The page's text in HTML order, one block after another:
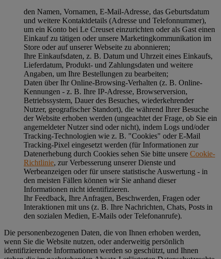
den Namen, Vornamen, E-Mail-Adresse, das Geburtsdatum
und weitere Kontaktdetails (Adresse und Telefonnummer),
um ein Konto bei Le Creuset einzurichten oder als Gast einen
Einkauf zu tätigen oder unsere Marketingkommunikation im
Store oder auf unserer Webseite zu abonnieren;
Ihre Einkaufsdaten, z. B. Datum und Uhrzeit eines Einkaufs,
Lieferdatum, Produkt- und Zahlungsdaten und weitere
Angaben, um Ihre Bestellungen zu bearbeiten;
Daten über Ihr Online-Browsing-Verhalten (z. B. Online-
Kennungen - z. B. Ihre IP-Adresse, Browserversion,
Betriebssystem, Dauer des Besuches, wiederkehrender
Nutzer, geografischer Standort), die während Ihrer Besuche
der Website erhoben werden (ungeachtet der Frage, ob Sie ein
angemeldeter Nutzer sind oder nicht), indem Logs und/oder
Tracking-Technologien wie z. B. "Cookies" oder E-Mail
Tracking-Pixel eingesetzt werden (für Informationen zur
Datenerhebung durch Cookies sehen Sie bitte unsere Cookie-
Richtlinie, zur Verbesserung unserer Dienste und
Werbeanzeigen oder für unsere statistische Auswertung - in
den meisten Fällen können wir Sie anhand dieser
Informationen nicht identifizieren.
Ihr Feedback, Ihre Anfragen, Beschwerden, Fragen oder
Interaktionen mit uns (z. B. Ihre Nachrichten, Chats, Posts in
den sozialen Medien, E-Mails oder Telefonanrufe).
Die personenbezogenen Daten, die von Ihnen erhoben werden,
wenn Sie die Website nutzen, oder anderweitig persönlich
identifizierende Informationen werden so geschützt, und Ihnen